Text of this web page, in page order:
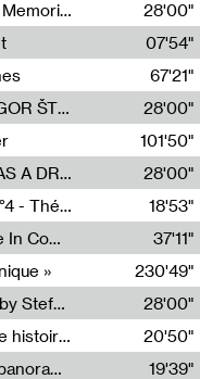
Radia Show Show #1101 : Embedded Memories by Jimmy Peggie / radioart106
28'00"
07'54"
67'21"
Radia Show #1100 : 74.48 DB(A) BY IGOR ŠTROMAJER FOR RADIO X
28'00"
101'50"
Radia Show #1099: TEA FM LORCA AS A DREAM
28'00"
Mimésis : MATERIA PRIMA # étude n°4 - Théâtre de l’Aquarium
18'53"
Ok Deluxe (full album) - I Don't Believe In Computing
37'11"
»
230'49"
Radia Show #1098: Radio Tecnicolor by Stefan Nussbaumer & Georg Zichy (Radio Orange 94.0)
28'00"
Mémoires en Creux #2 : Archive d'une histoire artistique
20'50"
Mémoires en Creux #1 : Contexte et panorama
19'39"